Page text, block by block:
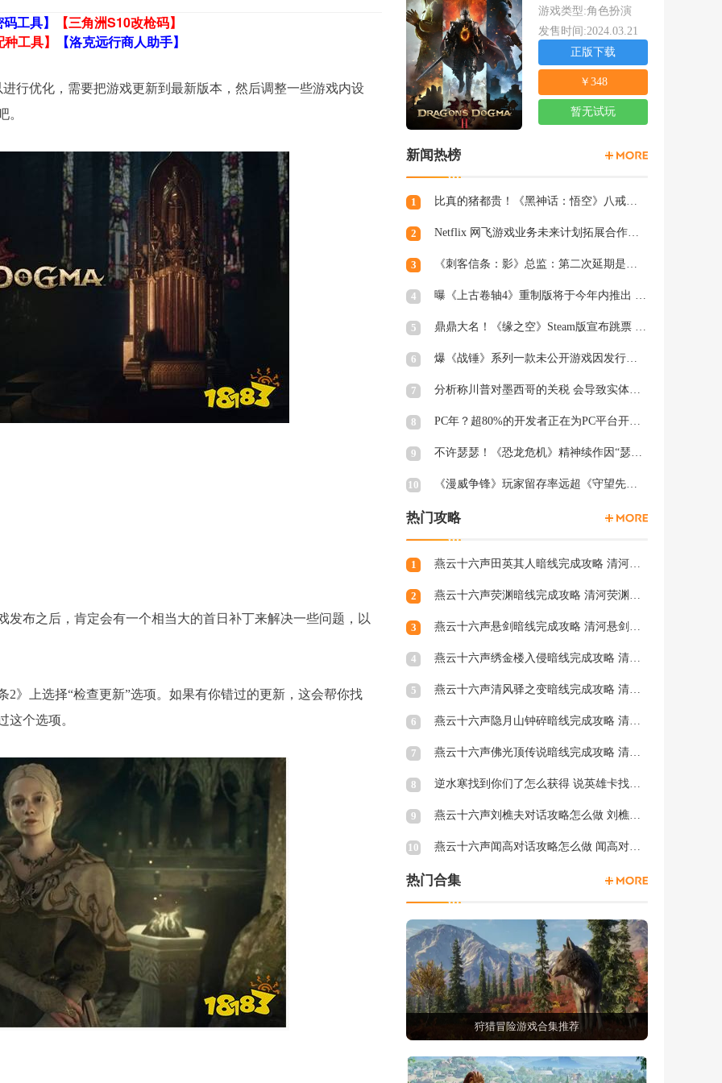
工具】
【三角洲S10改枪码】
工具】
【洛克远行商人助手】
行优化，需要把游戏更新到最新版本，然后调整一些游戏内设
。
发布之后，肯定会有一个相当大的首日补丁来解决一些问题，以
》上选择“检查更新”选项。如果有你错过的更新，这会帮你找
这个选项。
游戏类型:角色扮演
发售时间:2024.03.21
正版下载
￥348
暂无试玩
新闻热榜
1 比真的猪都贵！《黑神话：悟空》八戒手办开订：根根分明的猪毛
2 Netflix 网飞游戏业务未来计划拓展合作和家庭类游戏
3 《刺客信条：影》总监：第二次延期是因为屋顶太复杂
4 曝《上古卷轴4》重制版将于今年内推出 虚幻5加持
5 鼎鼎大名！《缘之空》Steam版宣布跳票 将延期至2月28日发售
6 爆《战锤》系列一款未公开游戏因发行商撤资而夭折，开发被迫中断
7 分析称川普对墨西哥的关税 会导致实体游戏价格上涨
8 PC年？超80%的开发者正在为PC平台开发游戏 NS2为8%
9 不许瑟瑟！《恐龙危机》精神续作因“瑟瑟Mod”拒绝登陆PC
10 《漫威争锋》玩家留存率远超《守望先锋2》、《绝地潜兵2》等游戏
热门攻略
1 燕云十六声田英其人暗线完成攻略 清河田英其人暗涌怎么触发
2 燕云十六声荧渊暗线完成攻略 清河荧渊暗涌怎么触发
3 燕云十六声悬剑暗线完成攻略 清河悬剑暗涌怎么触发
4 燕云十六声绣金楼入侵暗线完成攻略 清河绣金楼入侵暗涌怎么触发
5 燕云十六声清风驿之变暗线完成攻略 清河清风驿之变暗涌怎么触发
6 燕云十六声隐月山钟碎暗线完成攻略 清河隐月山钟碎暗涌怎么触发
7 燕云十六声佛光顶传说暗线完成攻略 清河佛光顶传说暗涌怎么触发
8 逆水寒找到你们了怎么获得 说英雄卡找到你们了获得方法
9 燕云十六声刘樵夫对话攻略怎么做 刘樵夫对话结交攻略一览
10 燕云十六声闻高对话攻略怎么做 闻高对话结交攻略一览
热门合集
狩猎冒险游戏合集推荐